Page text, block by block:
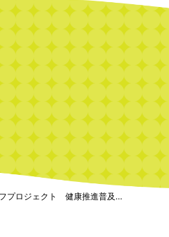
プロジェクト 健康推進普及…